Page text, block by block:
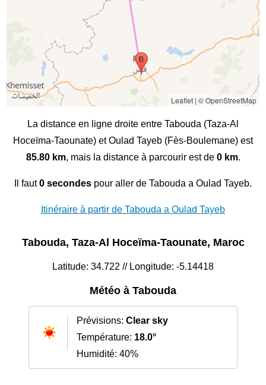
Leaflet| © OpenStreetMap
La distance en ligne droite entre Tabouda (Taza-Al
Hoceïma-Taounate) et Oulad Tayeb (Fès-Boulemane) est
85.80 km, mais la distance à parcourir est de 0 km.
Il faut0 secondes pour aller de Tabouda a Oulad Tayeb.
Itinéraire à partir de Tabouda a Oulad Tayeb
Tabouda, Taza-Al Hoceïma-Taounate, Maroc
Latitude: 34.722 // Longitude: -5.14418
Météo à Tabouda
Prévisions: Clear sky
Température: 18.0°
Humidité: 40%